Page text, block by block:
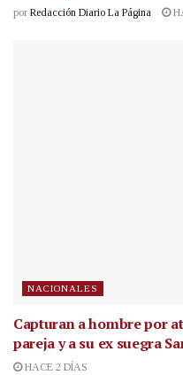
por Redacción Diario La Página
NACIONALES
Capturan a hombre por
pareja y a su ex suegra
HACE 2 DÍAS